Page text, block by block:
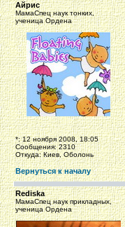
Айрис
МамаСпец наук тонких,
ученица Ордена
*: 12 ноября 2008, 18:05
Сообщения: 2310
Откуда: Киев, Оболонь
Вернуться к началу
Rediska
МамаСпец наук прикладных,
ученица Ордена